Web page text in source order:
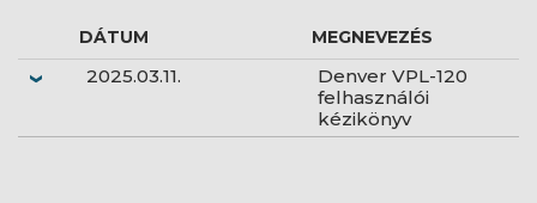
DÁTUM MEGNEVEZÉS
2025.03.11.
Denver VPL-120
felhasználói
kézikönyv